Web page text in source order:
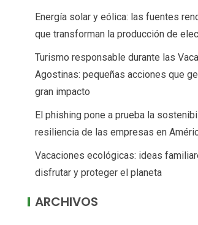
Energía solar y eólica: las fuentes
que transforman la producción de
Turismo responsable durante las
Agostinas: pequeñas acciones que
gran impacto
El phishing pone a prueba la
resiliencia de las empresas en
Vacaciones ecológicas: ideas
disfrutar y proteger el planeta
ARCHIVOS